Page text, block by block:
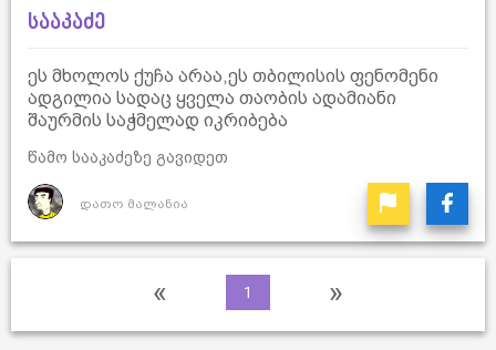
სააკაძე
ეს მხოლოს ქუჩა არაა,ეს თბილისის ფენომენი
ადგილია სადაც ყველა თაობის ადამიანი
შაურმის საჭმელად იკრიბება
წამო სააკაძეზე გავიდეთ
დათო მალანია
« 1 »